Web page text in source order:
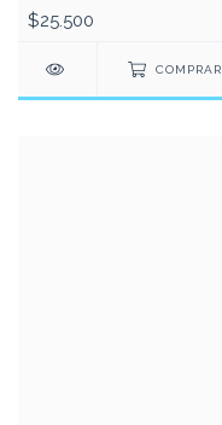
$25.500
COMPRAR